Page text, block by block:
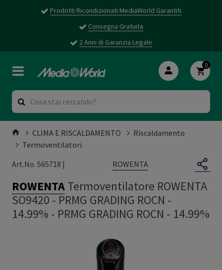
Prodotti Ricondizionati MediaWorld Garantiti
Consegna Gratuita
2 Anni di Garanzia Legale
0
CLIMA E RISCALDAMENTO
Riscaldamento
Termoventilatori
Art.No. 565718 |
ROWENTA
ROWENTATermoventilatore ROWENTA
SO9420 - PRMG GRADING ROCN -
14.99% - PRMG GRADING ROCN - 14.99%